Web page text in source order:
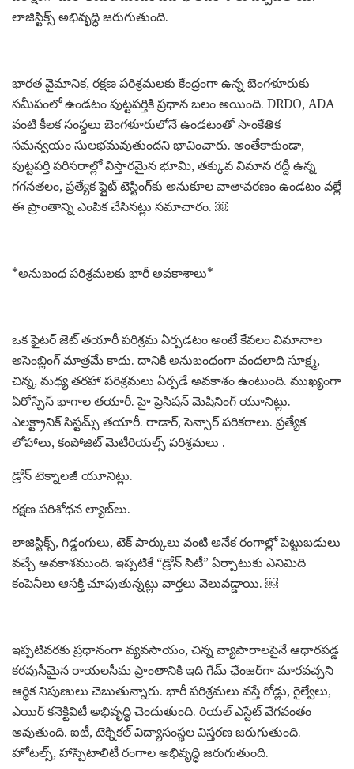
లాజిస్టిక్స్ అభివృద్ధి జరుగుతుంది.
భారత వైమానిక, రక్షణ పరిశ్రమలకు కేంద్రంగా ఉన్న బెంగళూరుకు
సమీపంలో ఉండటం పుట్టపర్తికి ప్రధాన బలం అయింది. DRDO, ADA
వంటి కీలక సంస్థలు బెంగళూరులోనే ఉండటంతో సాంకేతిక
సమన్వయం సులభమవుతుందని భావించారు. అంతేకాకుండా,
పుట్టపర్తి పరిసరాల్లో విస్తారమైన భూమి, తక్కువ విమాన రద్దీ ఉన్న
గగనతలం, ప్రత్యేక ఫ్లైట్ టెస్టింగ్‌కు అనుకూల వాతావరణం ఉండటం వల్లే
ఈ ప్రాంతాన్ని ఎంపిక చేసినట్లు సమాచారం. ￼
*అనుబంధ పరిశ్రమలకు భారీ అవకాశాలు*
ఒక ఫైటర్ జెట్ తయారీ పరిశ్రమ ఏర్పడటం అంటే కేవలం విమానాల
అసెంబ్లింగ్ మాత్రమే కాదు. దానికి అనుబంధంగా వందలాది సూక్ష్మ,
చిన్న, మధ్య తరహా పరిశ్రమలు ఏర్పడే అవకాశం ఉంటుంది. ముఖ్యంగా
ఏరోస్పేస్ భాగాల తయారీ. హై ప్రెసిషన్ మెషినింగ్ యూనిట్లు.
ఎలక్ట్రానిక్ సిస్టమ్స్ తయారీ. రాడార్, సెన్సార్ పరికరాలు. ప్రత్యేక
లోహాలు, కంపోజిట్ మెటీరియల్స్ పరిశ్రమలు .
డ్రోన్ టెక్నాలజీ యూనిట్లు.
రక్షణ పరిశోధన ల్యాబ్‌లు.
లాజిస్టిక్స్, గిడ్డంగులు, టెక్ పార్కులు వంటి అనేక రంగాల్లో పెట్టుబడులు
వచ్చే అవకాశముంది. ఇప్పటికే “డ్రోన్ సిటీ” ఏర్పాటుకు ఎనిమిది
కంపెనీలు ఆసక్తి చూపుతున్నట్లు వార్తలు వెలువడ్డాయి. ￼
ఇప్పటివరకు ప్రధానంగా వ్యవసాయం, చిన్న వ్యాపారాలపైనే ఆధారపడ్డ
కరవుసీమైన రాయలసీమ ప్రాంతానికి ఇది గేమ్ ఛేంజర్‌గా మారవచ్చని
ఆర్థిక నిపుణులు చెబుతున్నారు. భారీ పరిశ్రమలు వస్తే రోడ్లు, రైల్వేలు,
ఎయిర్ కనెక్టివిటీ అభివృద్ధి చెందుతుంది. రియల్ ఎస్టేట్ వేగవంతం
అవుతుంది. ఐటీ, టెక్నికల్ విద్యాసంస్థల విస్తరణ జరుగుతుంది.
హోటల్స్, హాస్పిటాలిటీ రంగాల అభివృద్ధి జరుగుతుంది.